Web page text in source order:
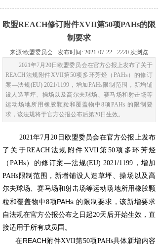
欧盟REACH修订附件XVII第50项PAHs的限
制要求
来源:欧盟委员会 发布时间: 2021-07-22 2220 次浏览
2021年7月20日欧盟委员会在官方公报上发布了关于
REACH法规附件XVII第50项多环芳烃（PAHs）的修订
案—法规(EU) 2021/1199，增加PAHs限制范围，新增铺
设人造草坪、操场以及高尔夫球场、赛马场和射击场等
运动场地所用橡胶颗粒和覆盖物中8项PAHs 的限制要
求，该法规将于官方公报公布后第20日生效。
2021年7月20日欧盟委员会在官方公报上发布
了关于REACH法规附件XVII第50项多环芳烃
（PAHs）的修订案—法规(EU) 2021/1199，增加
PAHs限制范围，新增铺设人造草坪、操场以及高
尔夫球场、赛马场和射击场等运动场地所用橡胶颗
粒和覆盖物中8项PAHs 的限制要求，该新增要求
自法规在官方公报公布之日起20天后开始生效， 直
接适用于所有成员国。
在REACH 附件XVII第50项PAHs具体新增内容